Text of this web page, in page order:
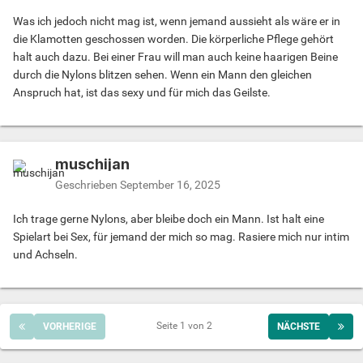
Was ich jedoch nicht mag ist, wenn jemand aussieht als wäre er in
die Klamotten geschossen worden. Die körperliche Pflege gehört
halt auch dazu. Bei einer Frau will man auch keine haarigen Beine
durch die Nylons blitzen sehen. Wenn ein Mann den gleichen
Anspruch hat, ist das sexy und für mich das Geilste.
muschijan
Geschrieben September 16, 2025
Ich trage gerne Nylons, aber bleibe doch ein Mann. Ist halt eine
Spielart bei Sex, für jemand der mich so mag. Rasiere mich nur intim
und Achseln.
VORHERIGE NÄCHSTE
Seite 1 von 2